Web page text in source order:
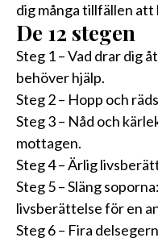
dig många tillfällen att
De 12 stegen
Steg 1 – Vad drar dig
behöver hjälp.
Steg 2 – Hopp och
Steg 3 – Nåd och
mottagen.
Steg 4 – Ärlig
Steg 5 – Släng
livsberättelse för en
Steg 6 – Fira delsegern